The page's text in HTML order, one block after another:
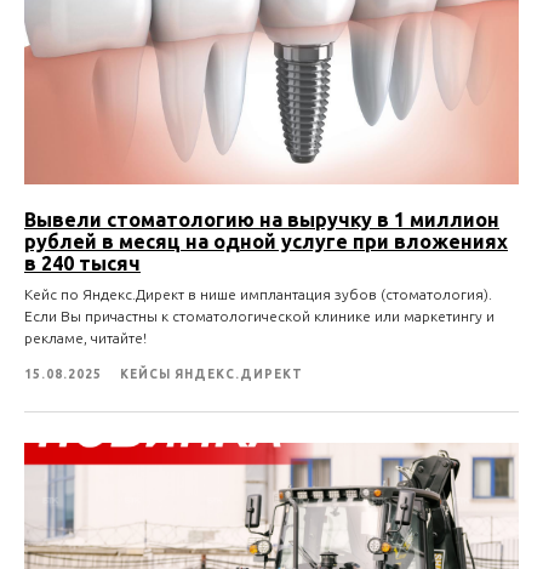
Вывели стоматологию на выручку в 1 миллион
рублей в месяц на одной услуге при вложениях
в 240 тысяч
Кейс по Яндекс.Директ в нише имплантация зубов (стоматология).
Если Вы причастны к стоматологической клинике или маркетингу и
рекламе, читайте!
15.08.2025 КЕЙСЫ ЯНДЕКС.ДИРЕКТ